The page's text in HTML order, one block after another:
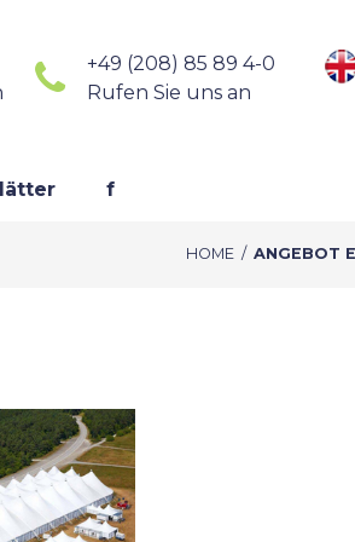
+49 (208) 85 89 4-0
Rufen Sie uns an
f
HOME / ANGEBOT